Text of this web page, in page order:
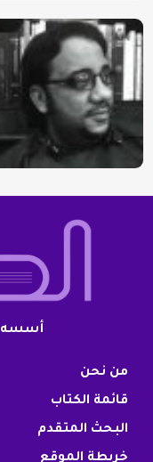
أسسه
من نحن
قائمة الكتاب
البحث المتقدم
خريطة الموقع